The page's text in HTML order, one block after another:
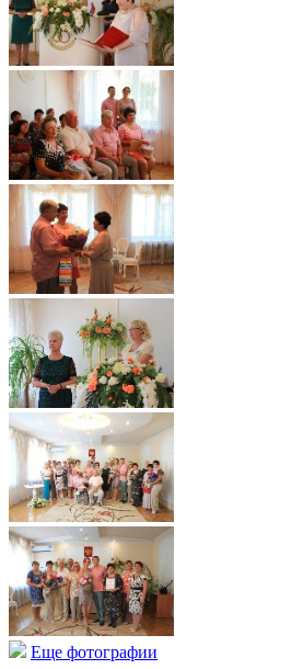
Еще фотографии